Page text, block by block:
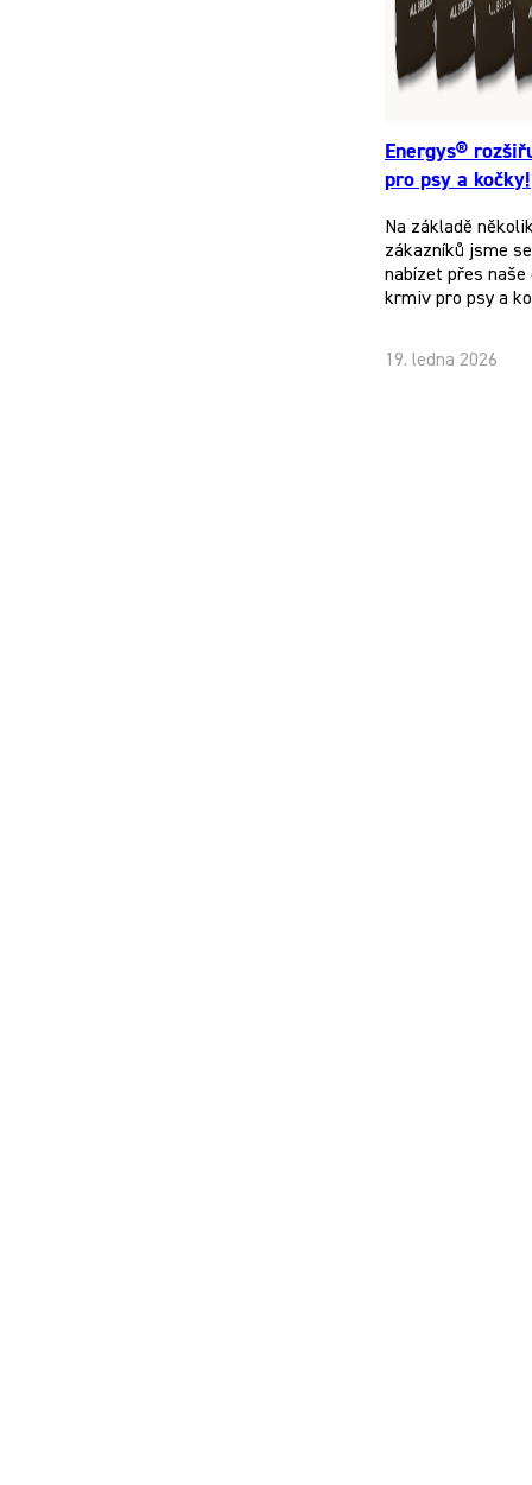
Energys®
pro psy a kočky!
Na základě
zákazníků jsme
nabízet přes
krmiv pro psy a
19. ledna 2026